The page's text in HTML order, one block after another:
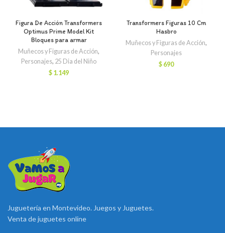
Figura De Acción Transformers
Optimus Prime Model Kit
Bloques para armar
Muñecos y Figuras de Acción,
Personajes, 25 Dia del Niño
$ 1.149
Transformers Figuras 10 Cm
Hasbro
Muñecos y Figuras de Acción,
Personajes
$ 690
Juguetería en Montevideo. Juegos y Juguetes.
Venta de juguetes online